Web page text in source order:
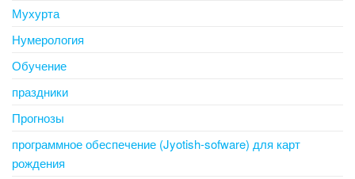
Мухурта
Нумерология
Обучение
праздники
Прогнозы
программное обеспечение (Jyotish-sofware) для карт
рождения